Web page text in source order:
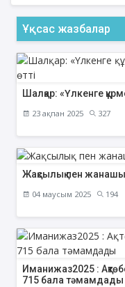
Ұқсас жазбалар
Шалқар: «Үлкенге
23 ақпан 2025 327
Жақсылық пен
04 маусым 2025 194
Иманижаз2025 :
715 бала тәмамдады